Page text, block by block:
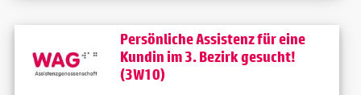
Persönliche Assistenz für eine
Kundin im 3. Bezirk gesucht!
(3W10)